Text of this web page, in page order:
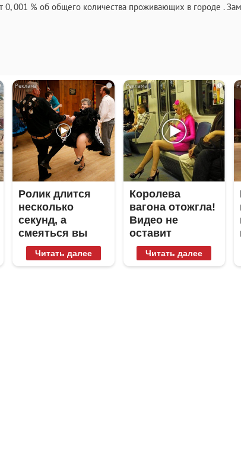
0, 001 % об общего количества проживающих в городе .
i
Ролик длится
несколько
секунд, а
смеяться вы
будете долго
Читать далее
i
Королева
вагона отожгла!
Видео не
оставит
равнодушным
Читать далее